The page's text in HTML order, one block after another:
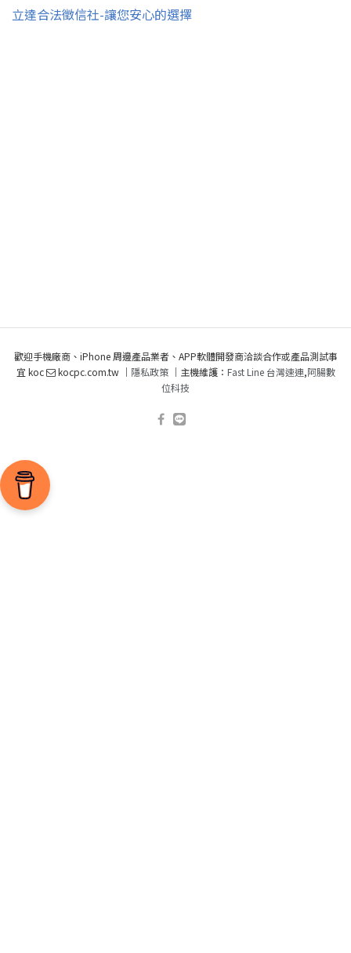
立達合法徵信社-讓您安心的選擇
歡迎手機廠商、iPhone 周邊產品業者、APP軟體開發商洽談合作或產品測試事
宜 koc
kocpc.com.tw ｜ 隱私政策｜主機維護： Fast Line 台灣速連,阿腸數
位科技